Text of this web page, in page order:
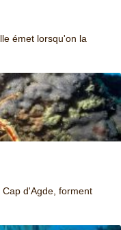
émet lorsqu'on la
d'Agde, forment